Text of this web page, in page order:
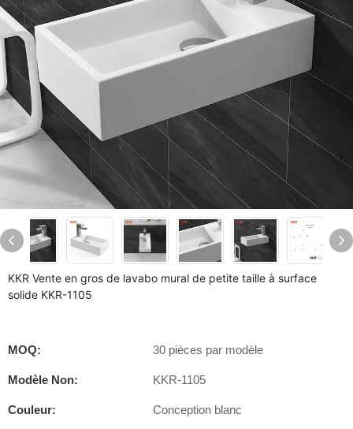
KKR Vente en gros de lavabo mural de petite taille à surface
solide KKR-1105
MOQ: 30 pièces par modèle
Modèle Non: KKR-1105
Couleur: Conception blanc